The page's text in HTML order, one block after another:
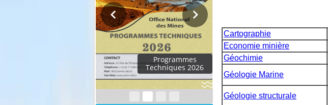
Rapport d'activités
2024
Cartographie
Economie minière
Géochimie
Géologie Marine
Géologie structurale